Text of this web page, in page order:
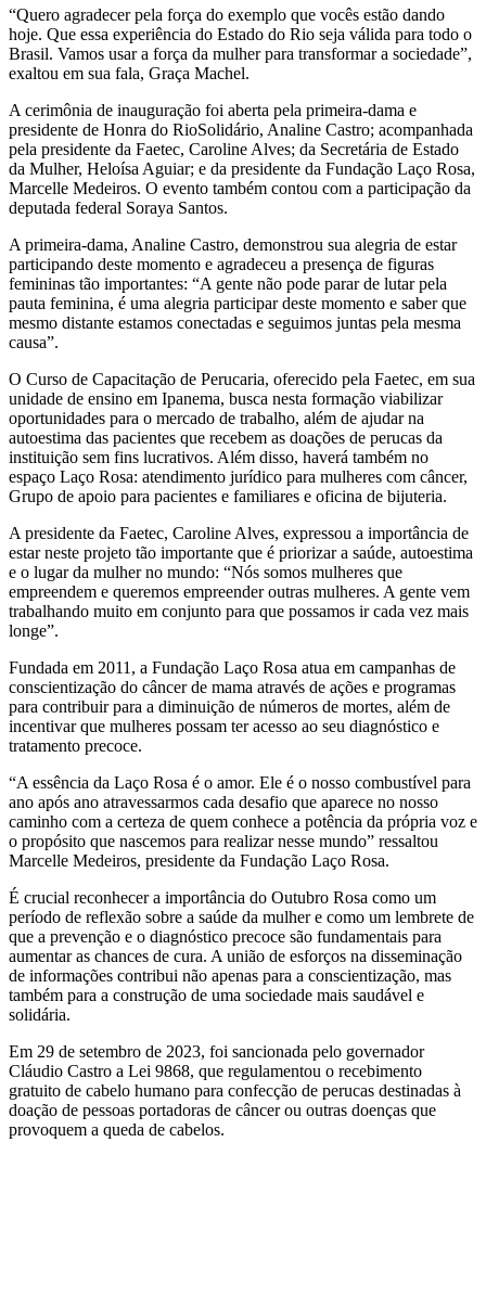
“Quero agradecer pela força do exemplo que vocês estão dando
hoje. Que essa experiência do Estado do Rio seja válida para todo o
Brasil. Vamos usar a força da mulher para transformar a sociedade”,
exaltou em sua fala, Graça Machel.
A cerimônia de inauguração foi aberta pela primeira-dama e
presidente de Honra do RioSolidário, Analine Castro; acompanhada
pela presidente da Faetec, Caroline Alves; da Secretária de Estado
da Mulher, Heloísa Aguiar; e da presidente da Fundação Laço Rosa,
Marcelle Medeiros. O evento também contou com a participação da
deputada federal Soraya Santos.
A primeira-dama, Analine Castro, demonstrou sua alegria de estar
participando deste momento e agradeceu a presença de figuras
femininas tão importantes: “A gente não pode parar de lutar pela
pauta feminina, é uma alegria participar deste momento e saber que
mesmo distante estamos conectadas e seguimos juntas pela mesma
causa”.
O Curso de Capacitação de Perucaria, oferecido pela Faetec, em sua
unidade de ensino em Ipanema, busca nesta formação viabilizar
oportunidades para o mercado de trabalho, além de ajudar na
autoestima das pacientes que recebem as doações de perucas da
instituição sem fins lucrativos. Além disso, haverá também no
espaço Laço Rosa: atendimento jurídico para mulheres com câncer,
Grupo de apoio para pacientes e familiares e oficina de bijuteria.
A presidente da Faetec, Caroline Alves, expressou a importância de
estar neste projeto tão importante que é priorizar a saúde, autoestima
e o lugar da mulher no mundo: “Nós somos mulheres que
empreendem e queremos empreender outras mulheres. A gente vem
trabalhando muito em conjunto para que possamos ir cada vez mais
longe”.
Fundada em 2011, a Fundação Laço Rosa atua em campanhas de
conscientização do câncer de mama através de ações e programas
para contribuir para a diminuição de números de mortes, além de
incentivar que mulheres possam ter acesso ao seu diagnóstico e
tratamento precoce.
“A essência da Laço Rosa é o amor. Ele é o nosso combustível para
ano após ano atravessarmos cada desafio que aparece no nosso
caminho com a certeza de quem conhece a potência da própria voz e
o propósito que nascemos para realizar nesse mundo” ressaltou
Marcelle Medeiros, presidente da Fundação Laço Rosa.
É crucial reconhecer a importância do Outubro Rosa como um
período de reflexão sobre a saúde da mulher e como um lembrete de
que a prevenção e o diagnóstico precoce são fundamentais para
aumentar as chances de cura. A união de esforços na disseminação
de informações contribui não apenas para a conscientização, mas
também para a construção de uma sociedade mais saudável e
solidária.
Em 29 de setembro de 2023, foi sancionada pelo governador
Cláudio Castro a Lei 9868, que regulamentou o recebimento
gratuito de cabelo humano para confecção de perucas destinadas à
doação de pessoas portadoras de câncer ou outras doenças que
provoquem a queda de cabelos.